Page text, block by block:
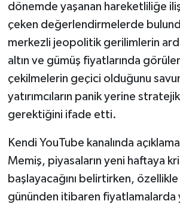
dönemde yaşanan hareketliliğe
çeken değerlendirmelerde
merkezli jeopolitik gerilimlerin
altın ve gümüş fiyatlarında
çekilmelerin geçici olduğunu
yatırımcıların panik yerine
gerektiğini ifade etti.
Kendi YouTube kanalında
Memiş, piyasaların yeni haftaya
başlayacağını belirtirken,
gününden itibaren fiyatlamalarda